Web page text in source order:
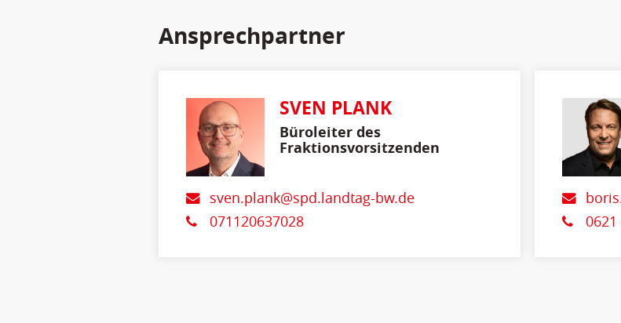
Ansprechpartner
SVEN PLANK
Büroleiter des
Fraktionsvorsitzenden
sven.plank@spd.landtag-bw.de
071120637028
0621